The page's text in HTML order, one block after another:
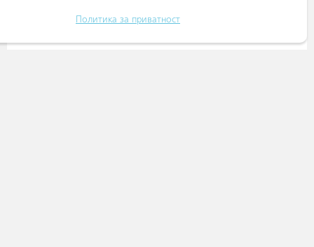
Политика за приватност